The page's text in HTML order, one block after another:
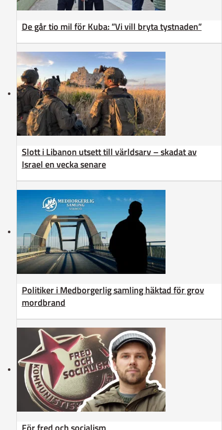
De går tio mil för Kuba: ”Vi vill bryta tystnaden”
Slott i Libanon utsett till världsarv – skadat av
Israel en vecka senare
Politiker i Medborgerlig samling häktad för grov
mordbrand